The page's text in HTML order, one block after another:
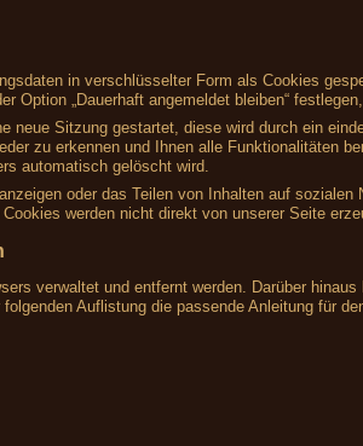
in verschlüsselter Form als Cookies
Option „Dauerhaft angemeldet bleiben“
neue Sitzung gestartet, diese wird durch ein
zu erkennen und Ihnen alle Funktionalitäten
automatisch gelöscht wird.
oder das Teilen von Inhalten auf
werden nicht direkt von unserer Seite
verwaltet und entfernt werden. Darüber
Auflistung die passende Anleitung für